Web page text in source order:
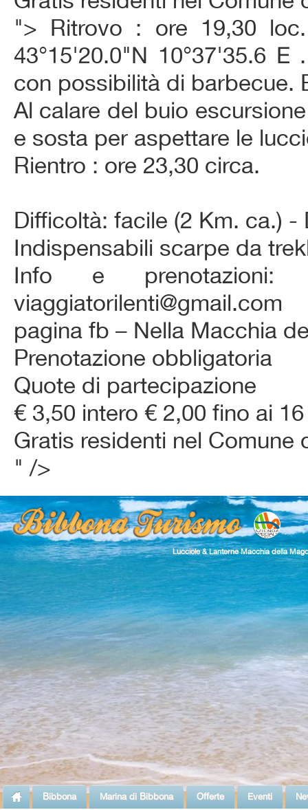
"> Ritrovo : ore 19,30
43°15'20.0"N 10°37'35.6
con possibilità di barbecue.
Al calare del buio
e sosta per aspettare le
Rientro : ore 23,30 circa.
Difficoltà: facile (2 Km. ca.) -
Indispensabili scarpe da
Info e prenotazioni:
viaggiatorilenti@gmail.com
pagina fb – Nella Macchia
Prenotazione obbligatoria
Quote di partecipazione
€ 3,50 intero € 2,00 fino ai
Gratis residenti nel Comune
" />
Lucciole & Lanterne Macchia della
Bibbona Marina di Bibbona Offerte Eventi